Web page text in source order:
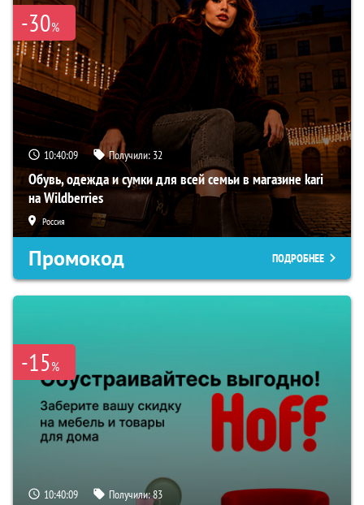
-30%
10:40:08 Получили: 32
Обувь, одежда и сумки для всей семьи в магазине kari
на Wildberries
Россия
Промокод ПОДРОБНЕЕ
-15%
10:40:08 Получили:83